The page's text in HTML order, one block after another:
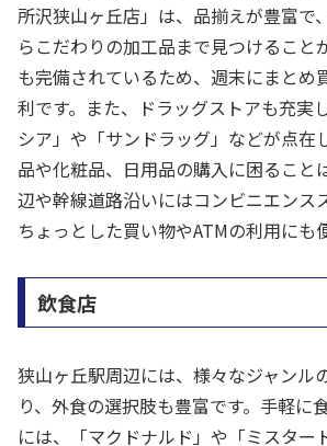
所沢狭山ヶ丘店」は、品揃えが豊富で
らこだわりの加工品まで見つけること
も完備されているため、週末にまとめ
利です。また、ドラッグストアも充実
シア」や「サンドラッグ」などが点在
品や化粧品、日用品の購入に困ること
辺や幹線道路沿いにはコンビニエンス
ちょっとした買い物やATMの利用にも
飲食店
狭山ヶ丘駅周辺には、様々なジャンル
り、外食の選択肢も豊富です。手軽に
には、「マクドナルド」や「ミスター